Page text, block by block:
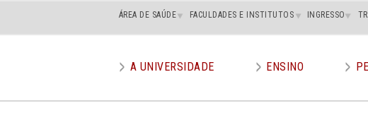
Main
superior
ÁREA DE SAÚDE FACULDADES E INSTITUTOS INGRESSO
menu
A UNIVERSIDADE ENSINO